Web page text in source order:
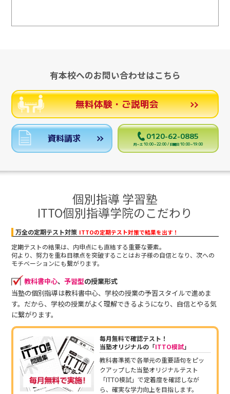
有本校へのお問い合わせはこちら
無料体験・ご説明会
資料請求 0120-62-0885
月～土 10:00～22:00 / 日曜日 10:00～19:00
個別指導 学習塾
ITTO個別指導学院のこだわり
万全の定期テスト対策 ITTOの定期テスト対策で結果を出す！
定期テストの結果は、内申点にも直結する重要な要素。
何より、努力を重ね目標点を突破することはお子様の自信となり、次への
モチベーションにも繋がります。
教科書中心、 予習型の授業形式
当塾の個別指導は教科書中心、学校の授業の予習スタイルで進めま
す。だから、学校の授業がよく理解できるようになり、自信とやる気
に繋がります。
毎月無料で確認テスト！
当塾オリジナルの「ITTO模試」
教科書準拠で各単元の重要語句をピッ
クアップした当塾オリジナルテスト
「ITTO模試」で定着度を確認しなが
ら、確実な学力向上を目指します。